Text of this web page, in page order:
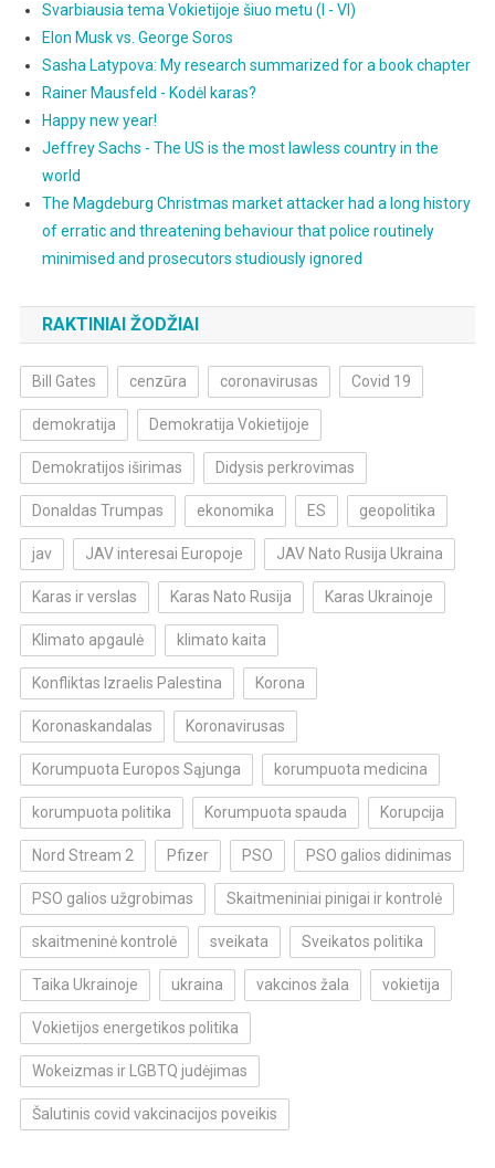
Svarbiausia tema Vokietijoje šiuo metu (I - VI)
Elon Musk vs. George Soros
Sasha Latypova: My research summarized for a book chapter
Rainer Mausfeld - Kodėl karas?
Happy new year!
Jeffrey Sachs - The US is the most lawless country in the
world
The Magdeburg Christmas market attacker had a long history
of erratic and threatening behaviour that police routinely
minimised and prosecutors studiously ignored
RAKTINIAI ŽODŽIAI
Bill Gates cenzūra coronavirusas Covid 19
demokratija Demokratija Vokietijoje
Demokratijos iširimas Didysis perkrovimas
Donaldas Trumpas ekonomika ES geopolitika
jav JAV interesai Europoje JAV Nato Rusija Ukraina
Karas ir verslas Karas Nato Rusija Karas Ukrainoje
Klimato apgaulė klimato kaita
Konfliktas Izraelis Palestina Korona
Koronaskandalas Koronavirusas
Korumpuota Europos Sąjunga korumpuota medicina
korumpuota politika Korumpuota spauda Korupcija
Nord Stream 2 Pfizer PSO PSO galios didinimas
PSO galios užgrobimas Skaitmeniniai pinigai ir kontrolė
skaitmeninė kontrolė sveikata Sveikatos politika
Taika Ukrainoje ukraina vakcinos žala vokietija
Vokietijos energetikos politika
Wokeizmas ir LGBTQ judėjimas
Šalutinis covid vakcinacijos poveikis